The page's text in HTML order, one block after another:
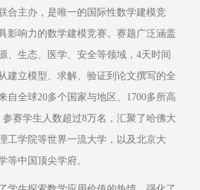
合主办，是唯一的国际性数学建模竞
影响力的数学建模竞赛。赛题广泛涵盖
、生态、医学、安全等领域，4天时间
建立模型、求解、验证到论文撰写的全
自全球20多个国家与地区、1700多所高
参赛学生人数超过8万名，汇聚了哈佛大
工学院等世界一流大学，以及北京大
等中国顶尖学府。